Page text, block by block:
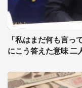
「私はまだ何も言
にこう答えた意味 二